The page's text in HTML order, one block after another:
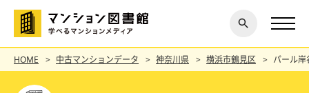
探す
閉じ
る
HOME 中古マンションデータ 神奈川県 横浜市鶴見区 パール岸